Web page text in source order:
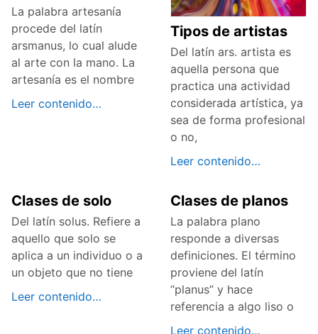
La palabra artesanía
procede del latín
arsmanus, lo cual alude
al arte con la mano. La
artesanía es el nombre
Leer contenido…
Tipos de artistas
Del latín ars. artista es
aquella persona que
practica una actividad
considerada artística, ya
sea de forma profesional
o no,
Leer contenido…
Clases de solo
Del latín solus. Refiere a
aquello que solo se
aplica a un individuo o a
un objeto que no tiene
Leer contenido…
Clases de planos
La palabra plano
responde a diversas
definiciones. El término
proviene del latín
“planus” y hace
referencia a algo liso o
Leer contenido…